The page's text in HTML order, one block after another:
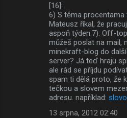
[16]:
6) S těma procentama
Mateusz říkal, že
aspoň týden.7): Off-
můžeš poslat na mail,
minekraft-blog do
server? Já teď hraju
ale rád se příjdu
spam ti dělá proto, že
tečkou a slovem
adresu. například:
13 srpna, 2012 02:40